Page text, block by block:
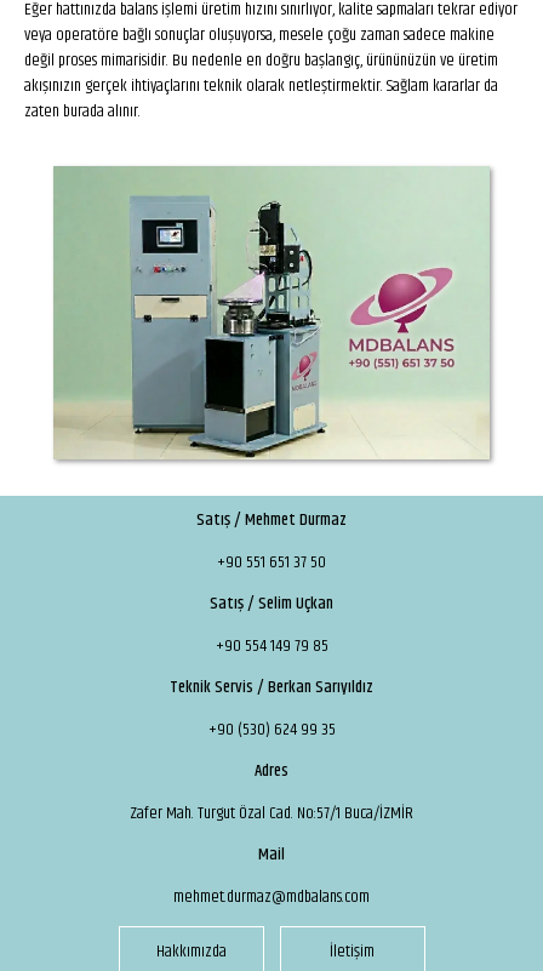
Eğer hattınızda balans işlemi üretim hızını sınırlıyor, kalite sapmaları tekrar ediyor
veya operatöre bağlı sonuçlar oluşuyorsa, mesele çoğu zaman sadece makine
değil proses mimarisidir. Bu nedenle en doğru başlangıç, ürününüzün ve üretim
akışınızın gerçek ihtiyaçlarını teknik olarak netleştirmektir. Sağlam kararlar da
zaten burada alınır.
Satış / Mehmet Durmaz
+90 551 651 37 50
Satış / Selim Uçkan
+90 554 149 79 85
Teknik Servis / Berkan Sarıyıldız
+90 (530) 624 99 35
Adres
Zafer Mah. Turgut Özal Cad. No:57/1 Buca/İZMİR
Mail
mehmet.durmaz@mdbalans.com
Hakkımızda İletişim